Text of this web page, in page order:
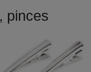
pinces